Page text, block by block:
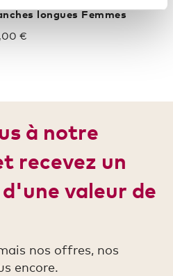
longues Femmes
€
à notre
recevez un
valeur de
nos offres, nos
encore.